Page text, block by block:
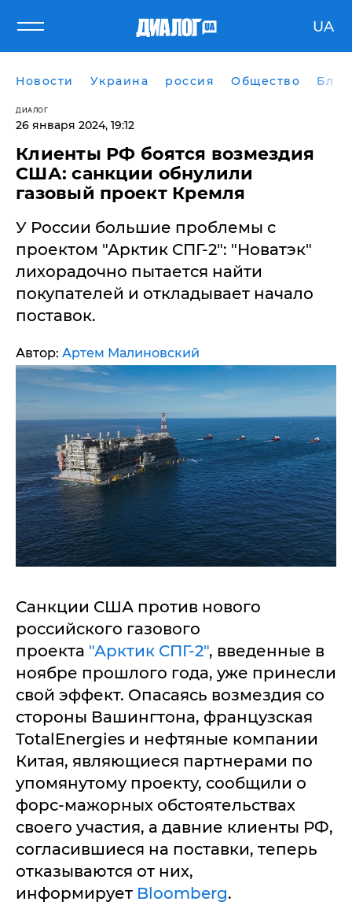
UA
Новости Украина россия Общество
ДИАЛОГ
26 января 2024, 19:12
Клиенты РФ боятся возмездия
США: санкции обнулили
газовый проект Кремля
У России большие проблемы с
проектом "Арктик СПГ-2": "Новатэк"
лихорадочно пытается найти
покупателей и откладывает начало
поставок.
Автор: Артем Малиновский
Санкции США против нового
российского газового
проекта "Арктик СПГ-2", введенные в
ноябре прошлого года, уже принесли
свой эффект. Опасаясь возмездия со
стороны Вашингтона, французская
TotalEnergies и нефтяные компании
Китая, являющиеся партнерами по
упомянутому проекту, сообщили о
форс-мажорных обстоятельствах
своего участия, а давние клиенты РФ,
согласившиеся на поставки, теперь
отказываются от них,
информирует Bloomberg.